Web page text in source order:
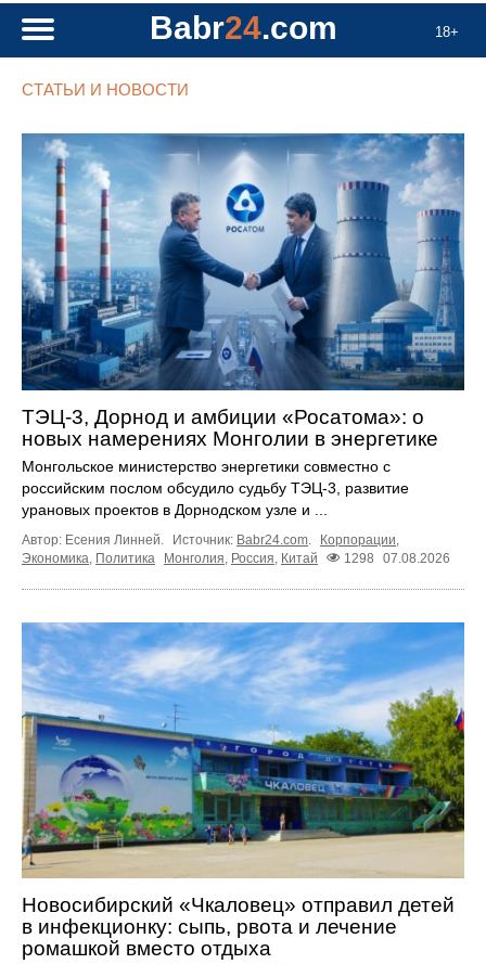
18+
Babr24.com
СТАТЬИ И НОВОСТИ
ТЭЦ-3, Дорнод и амбиции «Росатома»: о
новых намерениях Монголии в энергетике
Монгольское министерство энергетики совместно с
российским послом обсудило судьбу ТЭЦ‑3, развитие
урановых проектов в Дорнодском узле и ...
Автор: Есения Линней. Источник: Babr24.com Корпорации
Экономика Политика Монголия Россия Китай 1298 07.08.2026
Новосибирский «Чкаловец» отправил детей
в инфекционку: сыпь, рвота и лечение
ромашкой вместо отдыха